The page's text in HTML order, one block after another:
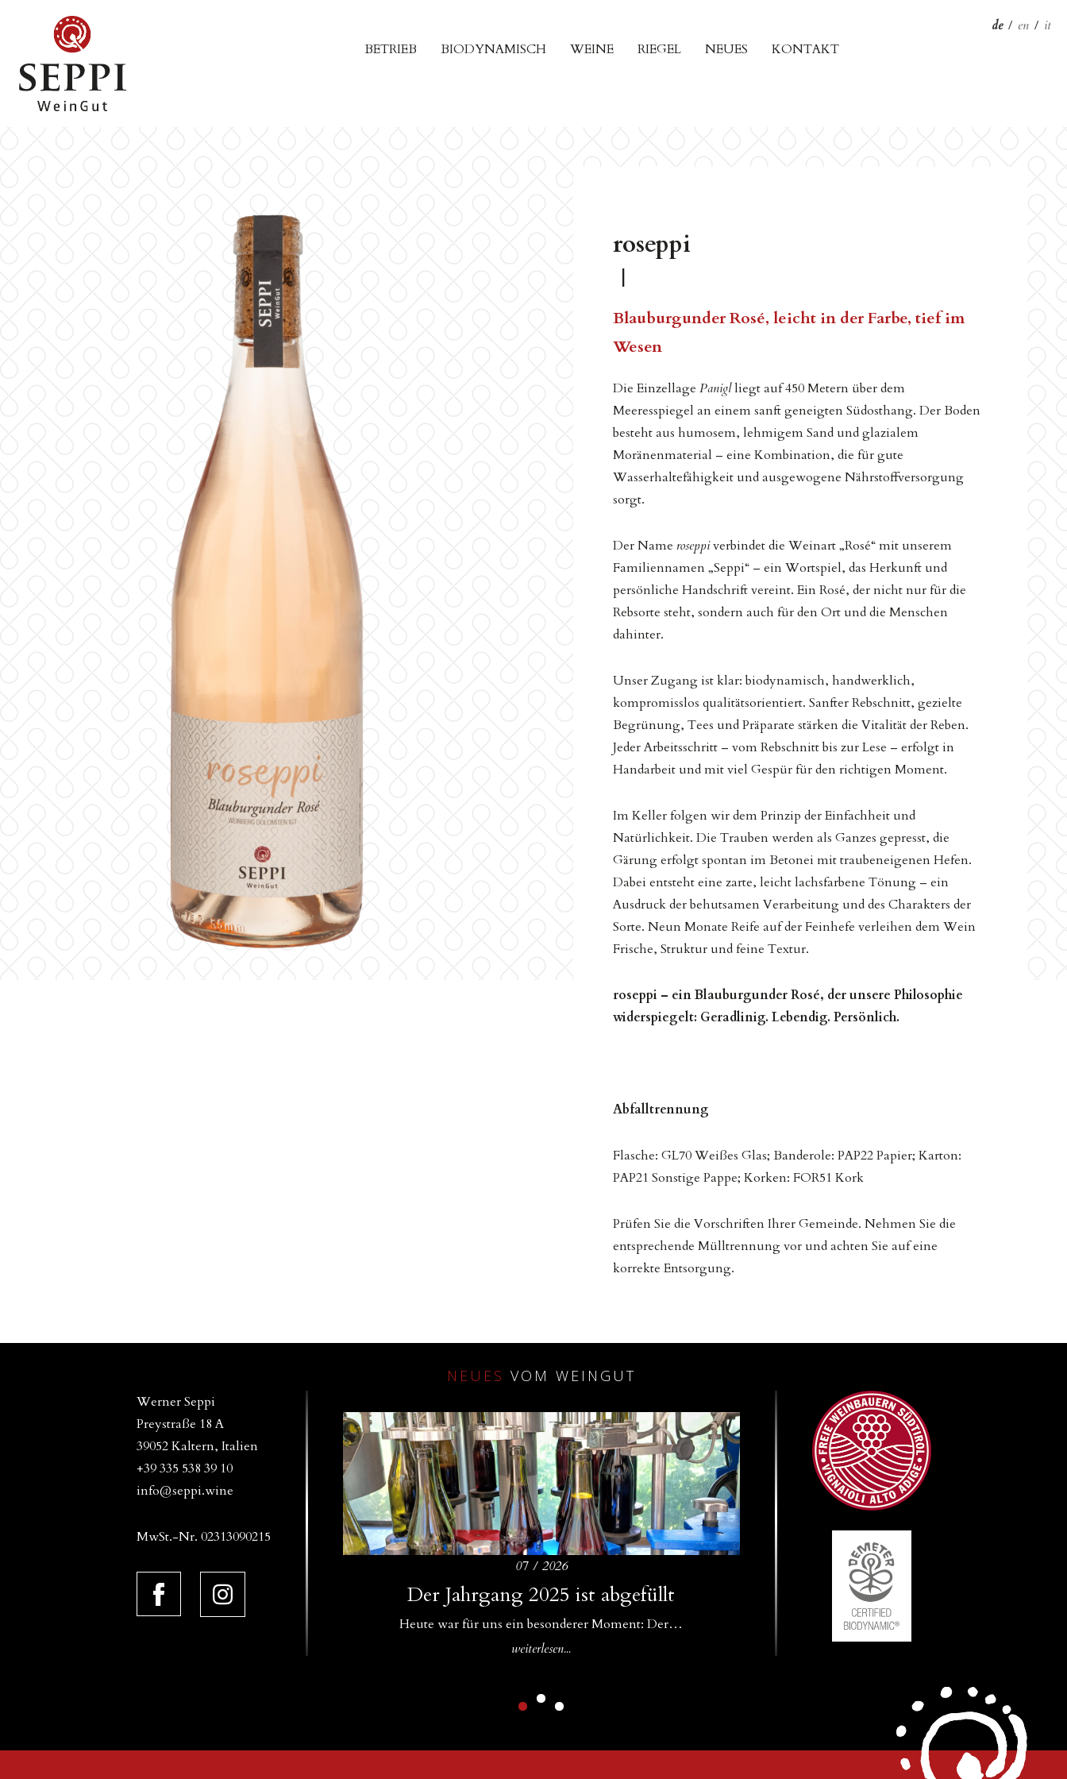
BETRIEB BIODYNAMISCH WEINE RIEGEL NEUES KONTAKT
de / en / it
roseppi
|
Blauburgunder Rosé, leicht in der Farbe, tief im
Wesen
Die Einzellage Paniglliegt auf 450 Metern über dem
Meeresspiegel an einem sanft geneigten Südosthang. Der Boden
besteht aus humosem, lehmigem Sand und glazialem
Moränenmaterial – eine Kombination, die für gute
Wasserhaltefähigkeit und ausgewogene Nährstoffversorgung
sorgt.
Der Name roseppiverbindet die Weinart „Rosé“ mit unserem
Familiennamen „Seppi“ – ein Wortspiel, das Herkunft und
persönliche Handschrift vereint. Ein Rosé, der nicht nur für die
Rebsorte steht, sondern auch für den Ort und die Menschen
dahinter.
Unser Zugang ist klar: biodynamisch, handwerklich,
kompromisslos qualitätsorientiert. Sanfter Rebschnitt, gezielte
Begrünung, Tees und Präparate stärken die Vitalität der Reben.
Jeder Arbeitsschritt – vom Rebschnitt bis zur Lese – erfolgt in
Handarbeit und mit viel Gespür für den richtigen Moment.
Im Keller folgen wir dem Prinzip der Einfachheit und
Natürlichkeit. Die Trauben werden als Ganzes gepresst, die
Gärung erfolgt spontan im Betonei mit traubeneigenen Hefen.
Dabei entsteht eine zarte, leicht lachsfarbene Tönung – ein
Ausdruck der behutsamen Verarbeitung und des Charakters der
Sorte. Neun Monate Reife auf der Feinhefe verleihen dem Wein
Frische, Struktur und feine Textur.
roseppi – ein Blauburgunder Rosé, der unsere Philosophie
widerspiegelt: Geradlinig. Lebendig. Persönlich.
Abfalltrennung
Flasche: GL70 Weißes Glas; Banderole: PAP22 Papier; Karton:
PAP21 Sonstige Pappe; Korken: FOR51 Kork
Prüfen Sie die Vorschriften Ihrer Gemeinde. Nehmen Sie die
entsprechende Mülltrennung vor und achten Sie auf eine
korrekte Entsorgung.
Werner Seppi
Preystraße 18 A
39052 Kaltern, Italien
+39 335 538 39 10
info@seppi.wine
MwSt.-Nr. 02313090215
NEUES VOM WEINGUT
07 / 2026
Der Jahrgang 2025 ist abgefüllt
Heute war für uns ein besonderer Moment: Der…
weiterlesen...
Amphoren als ideale Ergänzung zu
Betonfässern und Betoneiern
In unserem Keller gibt es Zuwachs: Neben unseren…
Drei Bühnen für unsere Weine
Für uns im WeinGut Seppi sind Begegnungen ein…
weiterlesen...